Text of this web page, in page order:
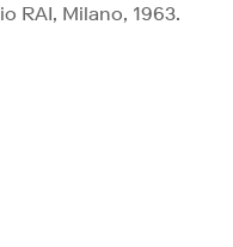
RAI, Milano, 1963.